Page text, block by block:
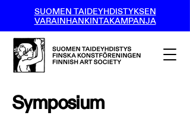
SUOMEN TAIDEYHDISTYKSEN
VARAINHANKINTAKAMPANJA
Symposium